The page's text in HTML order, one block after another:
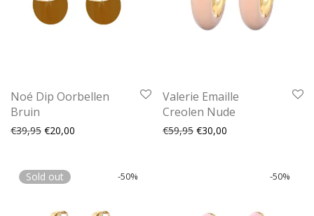
Noé Dip Oorbellen
Bruin
€39,95 Oorspronkelijke prijs was: €39,95.
€20,00 Huidige prijs is: €20,00.
Valerie Emaille
Creolen Nude
€59,95 Oorspronkelijke prijs
€30,00
-50%
Sold out -50%